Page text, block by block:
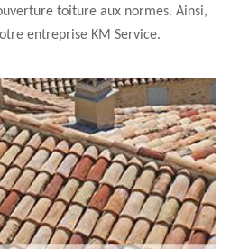
toiture aux normes. Ainsi,
entreprise KM Service.